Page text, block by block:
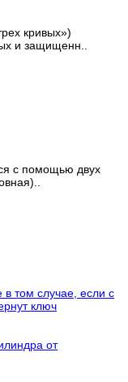
кривых»)
и защищенн..
с помощью двух
том случае, если с
ключ
от